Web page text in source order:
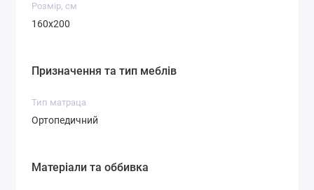
Розмір, см
160x200
Призначення та тип меблів
Тип матраца
Ортопедичний
Матеріали та оббивка